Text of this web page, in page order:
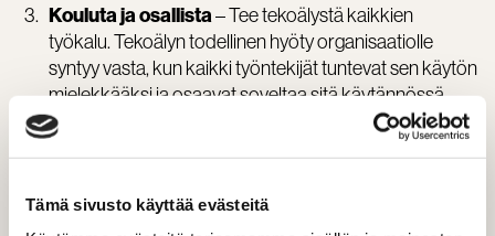
Tämä sivusto käyttää evästeitä
Kouluta ja osallista– Tee tekoälystä kaikkien
työkalu. Tekoälyn todellinen hyöty organisaatiolle
syntyy vasta, kun kaikki työntekijät tuntevat sen käytön
mielekkääksi ja osaavat soveltaa sitä käytännössä.
Käytä matalan kynnyksen oppimisratkaisuja – Lyhyet
videot, webinaarit, työpajat ja prompt-a-thonit tekevät
Hyödynnä parhaita käytäntöjä oman toimialan